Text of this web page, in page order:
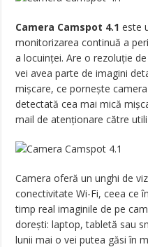
Camera Camspot 4.1 este
monitorizarea continuă a
a locuinței. Are o rezoluție
vei avea parte de imagini
mișcare, ce pornește
detectată cea mai mică
mail de atenționare către
Camera oferă un unghi de
conectivitate Wi-Fi, ceea ce
timp real imaginile de pe
dorești: laptop, tabletă sau
lunii mai o vei putea găsi în